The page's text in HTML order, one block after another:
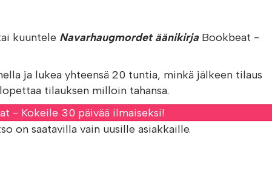
kuuntele Navarhaugmordet äänikirja Bookbeat -
ja lukea yhteensä 20 tuntia, minkä jälkeen tilaus
tilauksen milloin tahansa.
- Kokeile 30 päivää ilmaiseksi!
on saatavilla vain uusille asiakkaille.